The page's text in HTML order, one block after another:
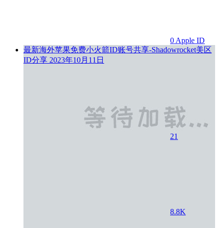
0 Apple ID
最新海外苹果免费小火箭ID账号共享-Shadowrocket美区
ID分享 2023年10月11日
21
8.8K